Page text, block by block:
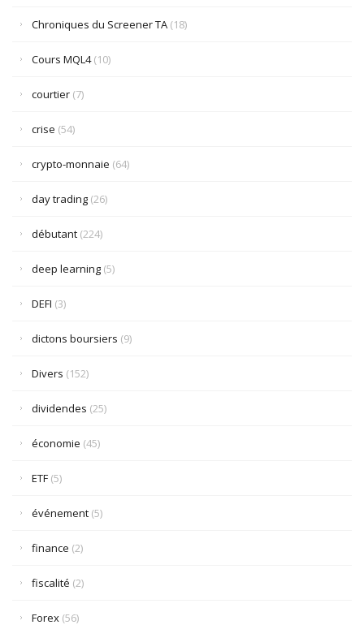
Chroniques du Screener TA (18)
Cours MQL4(10)
courtier (7)
crise (54)
crypto-monnaie (64)
day trading (26)
débutant (224)
deep learning (5)
DEFI (3)
dictons boursiers (9)
Divers (152)
dividendes (25)
économie (45)
ETF (5)
événement (5)
finance (2)
fiscalité (2)
Forex (56)